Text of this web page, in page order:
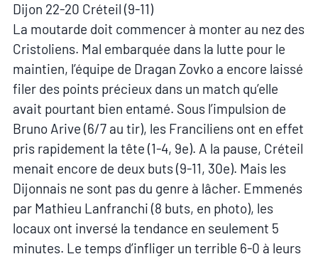
Dijon 22-20 Créteil (9-11)
La moutarde doit commencer à monter au nez des
Cristoliens. Mal embarquée dans la lutte pour le
maintien, l’équipe de Dragan Zovko a encore laissé
filer des points précieux dans un match qu’elle
avait pourtant bien entamé. Sous l’impulsion de
Bruno Arive (6/7 au tir), les Franciliens ont en effet
pris rapidement la tête (1-4, 9e). A la pause, Créteil
menait encore de deux buts (9-11, 30e). Mais les
Dijonnais ne sont pas du genre à lâcher. Emmenés
par Mathieu Lanfranchi (8 buts, en photo), les
locaux ont inversé la tendance en seulement 5
minutes. Le temps d’infliger un terrible 6-0 à leurs